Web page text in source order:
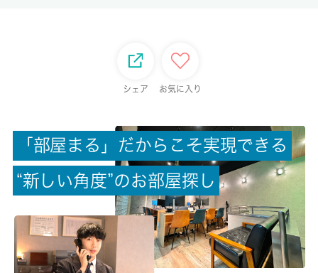
駐車場/料金
-/-
有/16000円
保険名/保険期間
シェア お気に入り
「 部屋 ま る 」 だ か ら こ そ実現で き る
“新 し い角 度”のお部屋探 し